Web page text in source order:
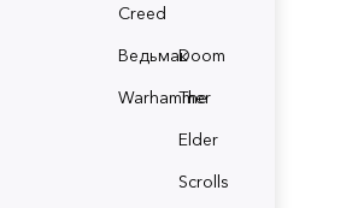
Creed
ВедьмакDoom
Warhammer
The
Elder
Scrolls